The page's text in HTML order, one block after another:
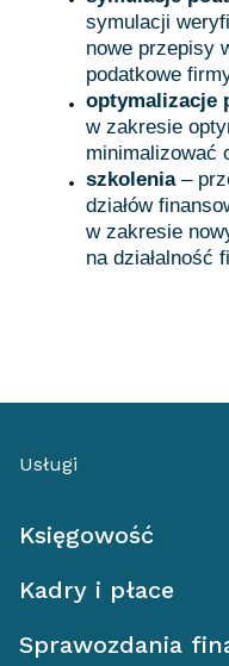
symulacji
nowe przepisy
podatkowe
optymalizacje
w zakresie
minimalizować
szkolenia –
działów
w zakresie
na działalność
Usługi
Księgowość
Kadry i płace
Sprawozdania